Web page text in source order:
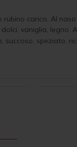
rubino carico. Al
dolci, vaniglia, legno.
succoso, speziato,